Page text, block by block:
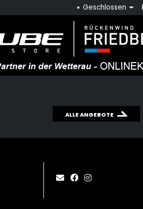
Geschlossen
ALLE ANGEBOTE